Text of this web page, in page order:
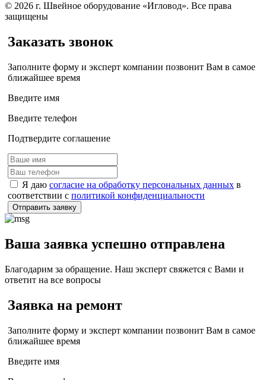
© 2026 г. Швейное оборудование «Игловод». Все права
защищены
Заказать звонок
Заполните форму и эксперт компании позвонит Вам в самое
ближайшее время
Введите имя
Введите телефон
Подтвердите соглашение
Я даю согласие на обработку персональных данных в
соответствии с политикой конфиденциальности
Отправить заявку
Ваша заявка успешно отправлена
Благодарим за обращение. Наш эксперт свяжется с Вами и
ответит на все вопросы
Заявка на ремонт
Заполните форму и эксперт компании позвонит Вам в самое
ближайшее время
Введите имя